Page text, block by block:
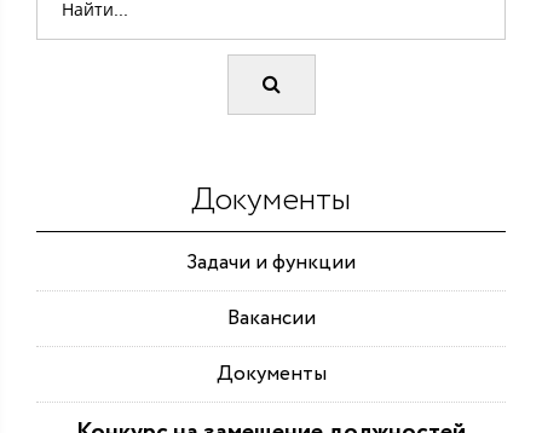
Документы
Задачи и функции
Вакансии
Документы